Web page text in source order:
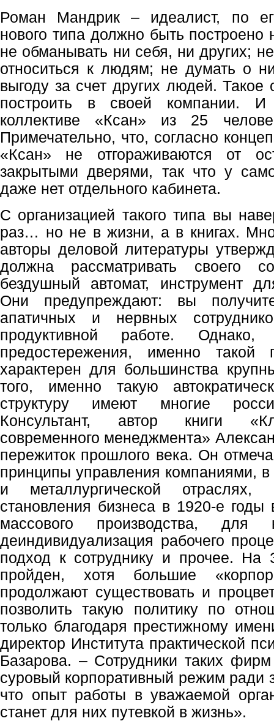
Роман Мандрик – идеалист, по
нового типа должно быть построено
не обманывать ни себя, ни других;
относиться к людям; не думать о
выгоду за счет других людей. Такое
построить в своей компании.
коллективе «Ксан» из 25
Примечательно, что, согласно
«Ксан» не отгораживаются от
закрытыми дверями, так что у
даже нет отдельного кабинета.
С организацией такого типа вы
раз… но не в жизни, а в книгах.
авторы деловой литературы
должна рассматривать своего
бездушный автомат, инструмент
Они предупреждают: вы
апатичных и нервных
продуктивной работе.
предостережения, именно такой
характерен для большинства
того, именно такую
структуру имеют многие
Консультант, автор книги
современного менеджмента»
пережиток прошлого века. Он
принципы управления компаниями, в
и металлургической отраслях,
становления бизнеса в 1920-е
массового производства, для
деиндивидуализация рабочего
подход к сотруднику и прочее. На
пройден, хотя большие
продолжают существовать и
позволить такую политику по
только благодаря престижному
директор Института практической
Базарова. – Сотрудники таких
суровый корпоративный режим ради
что опыт работы в уважаемой
станет для них путевкой в жизнь».